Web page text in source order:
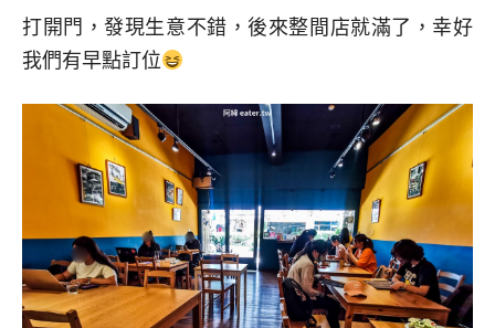
打開門，發現生意不錯，後來整間店就滿了，幸好
我們有早點訂位